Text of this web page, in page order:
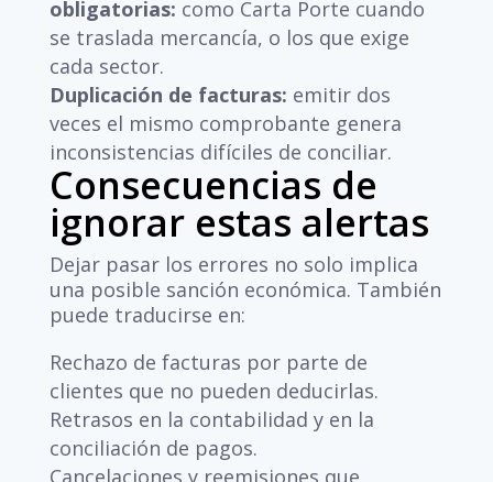
obligatorias: como Carta Porte cuando
se traslada mercancía, o los que exige
cada sector.
Duplicación de facturas: emitir dos
veces el mismo comprobante genera
inconsistencias difíciles de conciliar.
Consecuencias de
ignorar estas alertas
Dejar pasar los errores no solo implica
una posible sanción económica. También
puede traducirse en:
Rechazo de facturas por parte de
clientes que no pueden deducirlas.
Retrasos en la contabilidad y en la
conciliación de pagos.
Cancelaciones y reemisiones que